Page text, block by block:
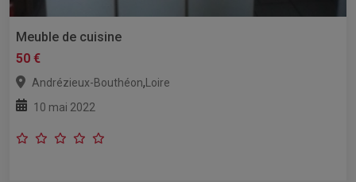
Meuble de cuisine
50 €
Andrézieux-Bouthéon, Loire
10 mai 2022